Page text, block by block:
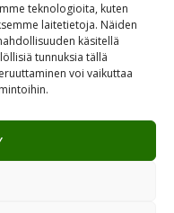
teknologioita, kuten
laitetietoja. Näiden
käsitellä
tunnuksia tällä
voi vaikuttaa
| Lemonsoft